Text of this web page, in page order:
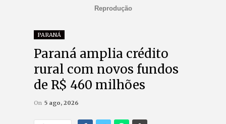
Reprodução
PARANÁ
Paraná amplia crédito
rural com novos fundos
de R$ 460 milhões
On 5 ago, 2026